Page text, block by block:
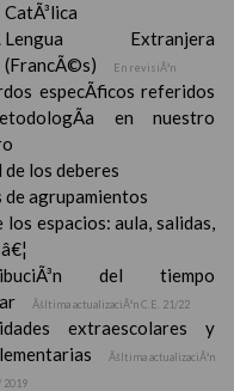
CatÃ³lica
Lengua Extranjera
(FrancÃ©s)
En revisiÃ³n
especÃ­ficos referidos
en nuestro
de los deberes
de agrupamientos
los espacios: aula, salidas,
del tiempo
Ãšltima actualizaciÃ³n C.E. 21/22
extraescolares y
Ãšltima actualizaciÃ³n
2019